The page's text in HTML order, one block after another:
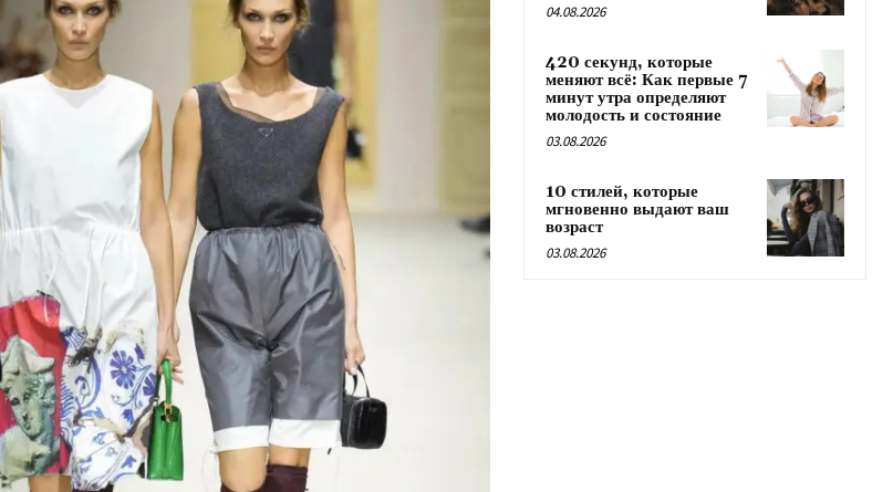
04.08.2026
420 секунд, которые
меняют всё: Как первые 7
минут утра определяют
молодость и состояние
03.08.2026
10 стилей, которые
мгновенно выдают ваш
возраст
03.08.2026